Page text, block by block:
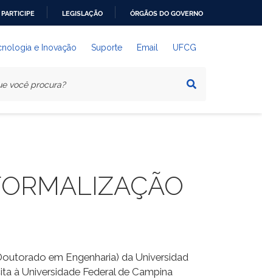
PARTICIPE LEGISLAÇÃO ÓRGÃOS DO GOVERNO
e Inovação Suporte Email UFCG
em Engenharia) da Universidad
à Universidade Federal de Campina